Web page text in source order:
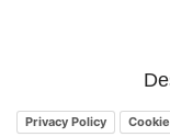
Privacy Policy